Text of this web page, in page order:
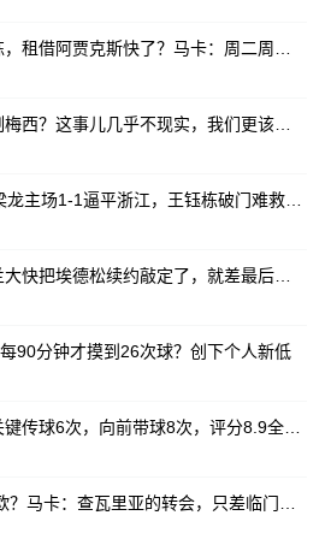
90分钟才摸到26次球？创下个人新低